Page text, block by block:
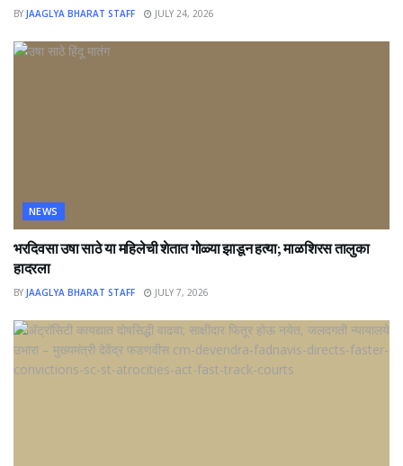
BY JAAGLYA BHARAT STAFF JULY 24, 2026
NEWS
भरदिवसा उषा साठे या महिलेची शेतात गोळ्या झाडून हत्या; माळशिरस तालुका
हादरला
BY JAAGLYA BHARAT STAFF JULY 7, 2026